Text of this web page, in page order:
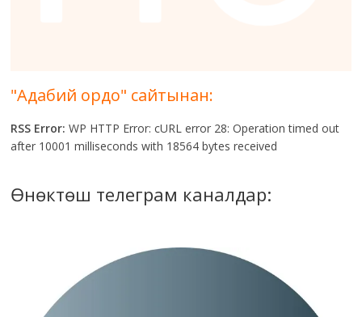
"Адабий ордо" сайтынан:
RSS Error: WP HTTP Error: cURL error 28: Operation timed out
after 10001 milliseconds with 18564 bytes received
Өнөктөш телеграм каналдар: